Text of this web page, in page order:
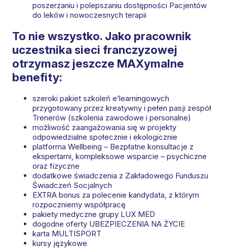
poszerzaniu i polepszaniu dostępności Pacjentów
do leków i nowoczesnych terapii
To nie wszystko. Jako pracownik
uczestnika sieci franczyzowej
otrzymasz jeszcze MAXymalne
benefity:
szeroki pakiet szkoleń e’learningowych
przygotowany przez kreatywny i pełen pasji zespół
Trenerów (szkolenia zawodowe i personalne)
możliwość zaangażowania się w projekty
odpowiedzialne społecznie i ekologicznie
platforma Wellbeing – Bezpłatne konsultacje z
ekspertami, kompleksowe wsparcie – psychiczne
oraz fizyczne​
dodatkowe świadczenia z Zakładowego Funduszu
Świadczeń Socjalnych
EXTRA bonus za polecenie kandydata, z którym
rozpoczniemy współpracę
pakiety medyczne grupy LUX MED
dogodne oferty UBEZPIECZENIA NA ŻYCIE
karta MULTISPORT
kursy językowe